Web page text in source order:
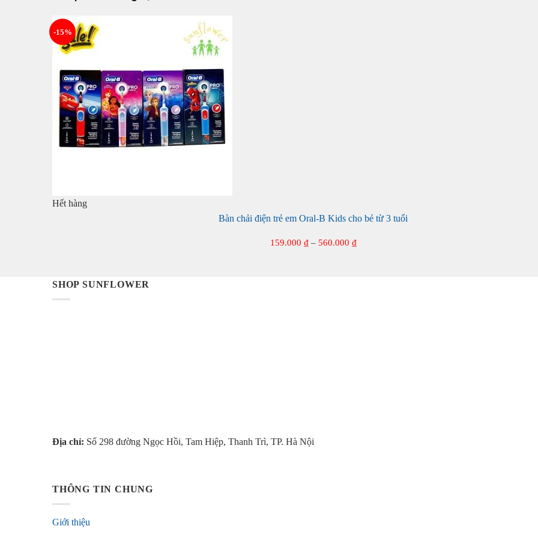
-15%
Hết hàng
Bàn chải điện trẻ em Oral-B Kids cho bé từ 3 tuổi
159.000 ₫ – 560.000 ₫Khoảng
SHOP SUNFLOWER
Địa chỉ: Số 298 đường Ngọc Hồi, Tam Hiệp, Thanh Trì, TP. Hà Nội
THÔNG TIN CHUNG
Giới thiệu